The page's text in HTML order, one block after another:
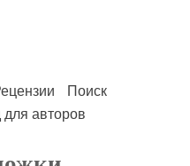
Поиск
для авторов